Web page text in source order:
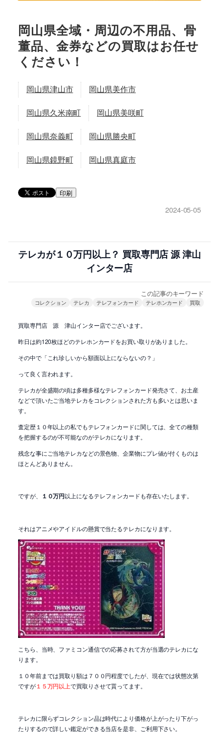
岡山県全域・周辺の不用品、骨
董品、金券などの買取はお任せ
ください！
岡山県津山市 岡山県美作市
岡山県久米南町 岡山県美咲町
岡山県奈義町 岡山県勝央町
岡山県鏡野町 岡山県真庭市
印刷
2024-05-05
テレカが１０万円以上？ 買取専門店 源 津山
インター店
この記事のキーワード
コレクション テレカ テレフォンカード テレホンカード 買取
買取専門店 源 津山インター店でございます。
昨日は約120枚ほどのテレホンカードをお買い取りがありました。
その中で「これ珍しいから額面以上にならないの？」
って良く言われます。
テレカが全盛期の頃は多種多様なテレフォンカード発売さて、お土産
などで頂いたご当地テレカをコレクションされた方も多いとは思いま
す。
査定歴１０年以上の私でもテレフォンカードに関しては、全ての種類
を把握するのが不可能なのがテレカになります。
残念な事にご当地テレカなどの景色物、企業物にプレ値が付くものは
ほとんどありません。
ですが、 １０万円以上になるテレフォンカードも存在いたします。
それはアニメやアイドルの懸賞で当たるテレカになります。
こちら、当時、ファミコン通信での応募されて方が当選のテレカにな
ります。
１０年前までは買取り額は７００円程度でしたが、現在では状態次第
ですが１５万円以上で買取りさせて貰ってます。
テレカに限らずコレクション品は時代により価格が上がったり下がっ
たりするので詳しい鑑定ができる当店を是非、ご利用下さい。